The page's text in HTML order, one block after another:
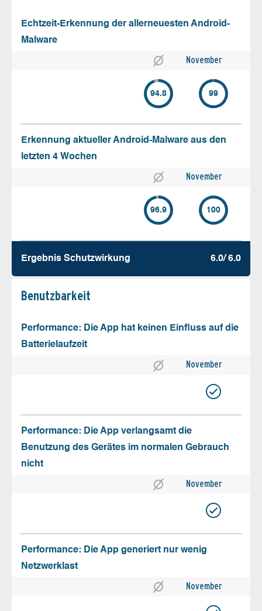
Echtzeit-Erkennung der allerneuesten Android-
Malware
November
94.8 99
Erkennung aktueller Android-Malware aus den
letzten 4 Wochen
November
96.9 100
Ergebnis Schutz­wirkung 6.0/ 6.0
Benutz­barkeit
Performance: Die App hat keinen Einfluss auf die
Batterielaufzeit
November
Performance: Die App verlangsamt die
Benutzung des Gerätes im normalen Gebrauch
nicht
November
Performance: Die App generiert nur wenig
Netzwerklast
November